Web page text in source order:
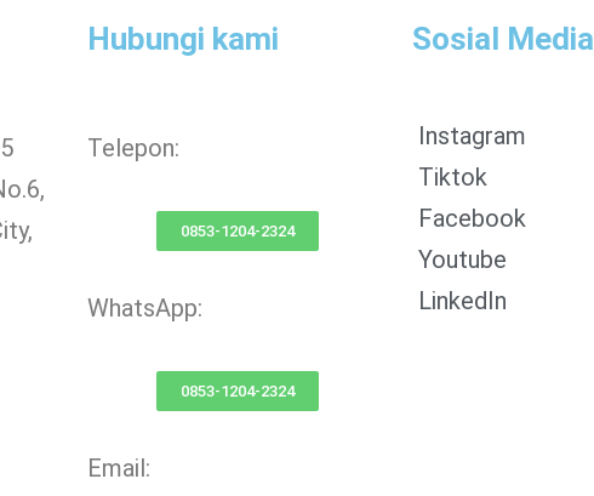
Hubungi kami
Telepon:
0853-1204-2324
WhatsApp:
0853-1204-2324
Email:
Sosial Media
Instagram
Tiktok
Facebook
Youtube
LinkedIn